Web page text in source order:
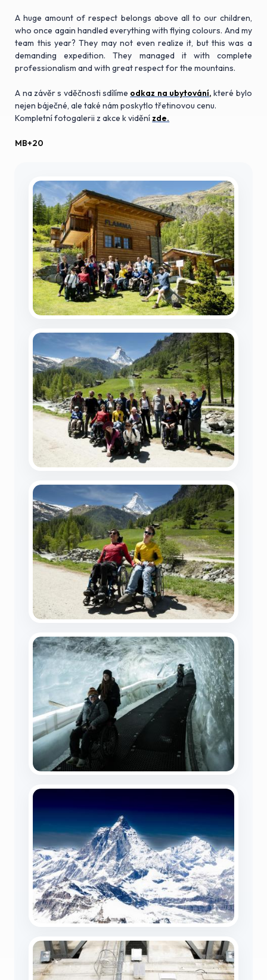
A huge amount of respect belongs above all to our children,
who once again handled everything with flying colours. And my
team this year? They may not even realize it, but this was a
demanding expedition. They managed it with complete
professionalism and with great respect for the mountains.
A na závěr s vděčnosti sdílíme odkaz na ubytování, které bylo
nejen báječné, ale také nám poskytlo třetinovou cenu.
Kompletní fotogalerii z akce k vidění zde.
MB+20